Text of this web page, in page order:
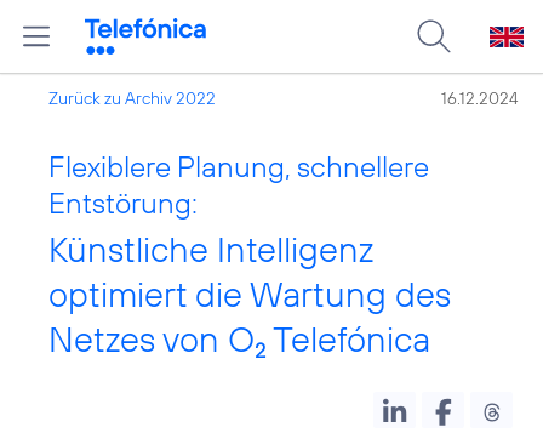
Zurück zu Archiv 2022 16.12.2024
Flexiblere Planung, schnellere
Entstörung:
Künstliche Intelligenz
optimiert die Wartung des
Netzes von O2 Telefónica